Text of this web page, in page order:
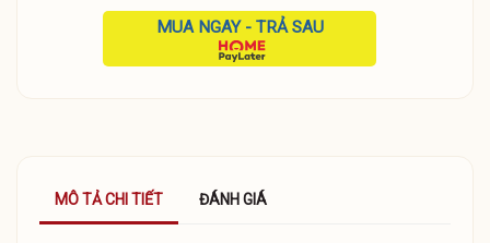
MUA NGAY - TRẢ SAU
MÔ TẢ CHI TIẾT ĐÁNH GIÁ